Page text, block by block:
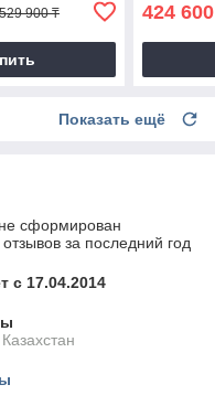
529 900 ₸ 424 600
Показать ещё
сформирован
за последний год
с 17.04.2014